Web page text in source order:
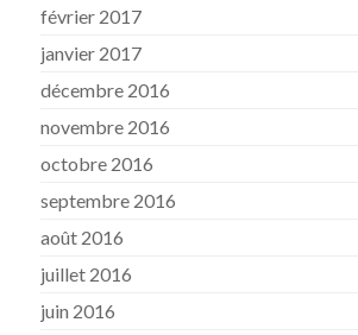
février 2017
janvier 2017
décembre 2016
novembre 2016
octobre 2016
septembre 2016
août 2016
juillet 2016
juin 2016